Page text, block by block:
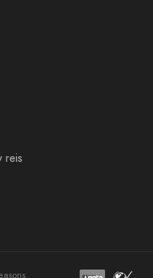
reis